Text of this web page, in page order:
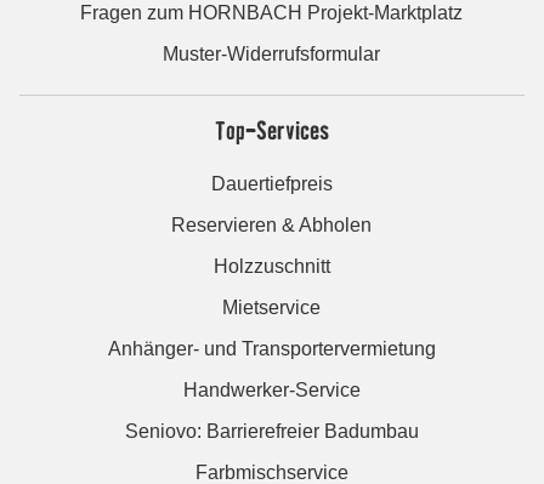
Fragen zum HORNBACH Projekt-Marktplatz
Muster-Widerrufsformular
Top-Services
Dauertiefpreis
Reservieren & Abholen
Holzzuschnitt
Mietservice
Anhänger- und Transportervermietung
Handwerker-Service
Seniovo: Barrierefreier Badumbau
Farbmischservice